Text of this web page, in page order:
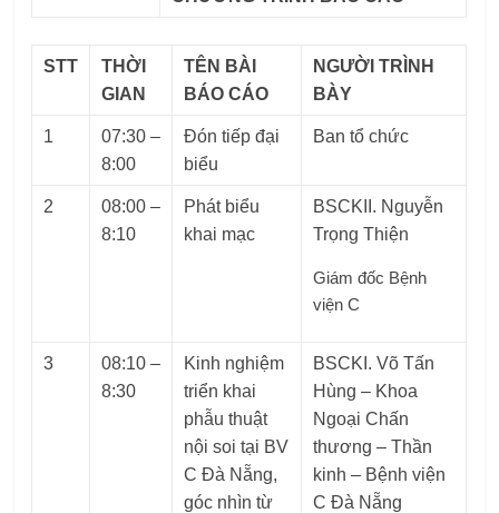
STT
THỜI
GIAN
TÊN BÀI
BÁO CÁO
NGƯỜI TRÌNH
BÀY
1
07:30 –
8:00
Đón tiếp đại
biểu
Ban tổ chức
2
08:00 –
8:10
Phát biểu
khai mạc
BSCKII. Nguyễn
Trọng Thiện
Giám đốc Bệnh
viện C
3
08:10 –
8:30
Kinh nghiệm
triển khai
phẫu thuật
nội soi tại BV
C Đà Nẵng,
góc nhìn từ
BSCKI. Võ Tấn
Hùng – Khoa
Ngoại Chấn
thương – Thần
kinh – Bệnh viện
C Đà Nẵng